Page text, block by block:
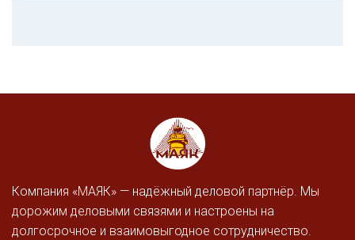
Компания «МАЯК» — надёжный деловой партнёр. Мы
дорожим деловыми связями и настроены на
долгосрочное и взаимовыгодное сотрудничество.